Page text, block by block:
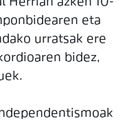
eta
urratsak ere
bidez,